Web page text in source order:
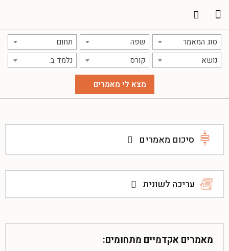
סוג המאמר שפה
תחום
נושא
קורס נלמד ב:
סיכום מאמרים
עריכה לשונית
מאמרים אקדמיים מתחומים: